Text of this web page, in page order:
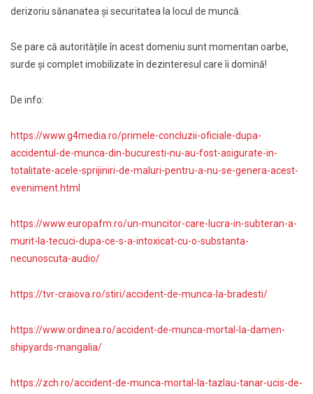
derizoriu sănanatea și securitatea la locul de muncă.
Se pare că autoritățile în acest domeniu sunt momentan oarbe,
surde și complet imobilizate în dezinteresul care îi domină!
De info:
https://www.g4media.ro/primele-concluzii-oficiale-dupa-
accidentul-de-munca-din-bucuresti-nu-au-fost-asigurate-in-
totalitate-acele-sprijiniri-de-maluri-pentru-a-nu-se-genera-acest-
eveniment.html
https://www.europafm.ro/un-muncitor-care-lucra-in-subteran-a-
murit-la-tecuci-dupa-ce-s-a-intoxicat-cu-o-substanta-
necunoscuta-audio/
https://tvr-craiova.ro/stiri/accident-de-munca-la-bradesti/
https://www.ordinea.ro/accident-de-munca-mortal-la-damen-
shipyards-mangalia/
https://zch.ro/accident-de-munca-mortal-la-tazlau-tanar-ucis-de-